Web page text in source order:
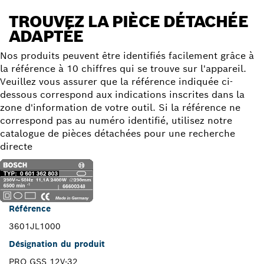
TROUVEZ LA PIÈCE DÉTACHÉE
ADAPTÉE
Nos produits peuvent être identifiés facilement grâce à
la référence à 10 chiffres qui se trouve sur l'appareil.
Veuillez vous assurer que la référence indiquée ci-
dessous correspond aux indications inscrites dans la
zone d'information de votre outil. Si la référence ne
correspond pas au numéro identifié, utilisez notre
catalogue de pièces détachées pour une recherche
directe
Référence
3601JL1000
Désignation du produit
PRO GSS 12V-32